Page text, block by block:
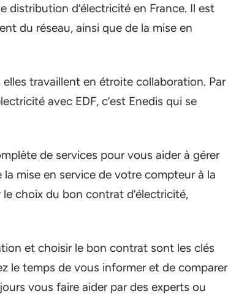
distribution d’électricité en France. Il est
du réseau, ainsi que de la mise en
travaillent en étroite collaboration. Par
avec EDF, c’est Enedis qui se
de services pour vous aider à gérer
mise en service de votre compteur à la
choix du bon contrat d’électricité,
et choisir le bon contrat sont les clés
le temps de vous informer et de comparer
vous faire aider par des experts ou